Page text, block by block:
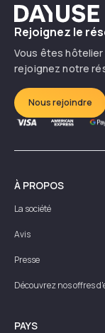
Dayuse
Rejoignez le
Vous êtes hôtelier
rejoignez notre
Nous rejoindre
À PROPOS
La société
Avis
Presse
Découvrez nos offres
PAYS